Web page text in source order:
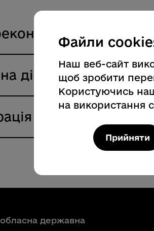
діяльність
діяльність
державна
Файли
Наш веб-сайт
щоб зробити
Користуючись
на використання
Прийняти